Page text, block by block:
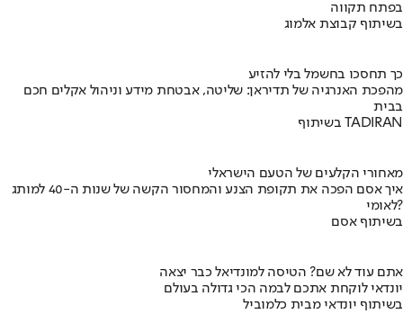
בפתח תקווה
בשיתוף קבוצת אלמוג
כך תחסכו בחשמל בלי להזיע
מהפכת האנרגיה של תדיראן: שליטה, אבטחת מידע וניהול אקלים חכם
בבית
בשיתוף TADIRAN
מאחורי הקלעים של הטעם הישראלי
איך אסם הפכה את תקופת הצנע והמחסור הקשה של שנות ה-40 למותג
לאומי?
בשיתוף אסם
אתם עוד לא שם? הטיסה למונדיאל כבר יצאה
יונדאי לוקחת אתכם לבמה הכי גדולה בעולם
בשיתוף יונדאי מבית כלמוביל